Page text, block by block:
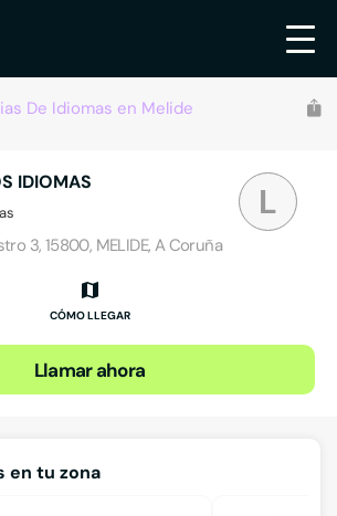
De Idiomas en Melide
L
IDIOMAS
3, 15800, MELIDE, A Coruña
CÓMO LLEGAR
Llamar ahora
en tu zona